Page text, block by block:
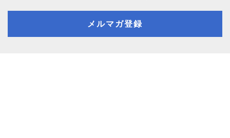
メルマガ登録